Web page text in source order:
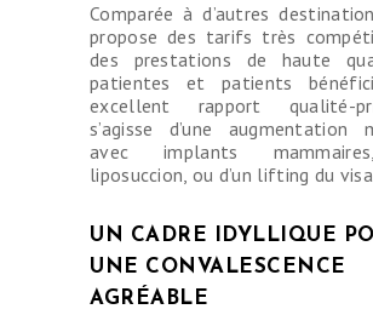
Comparée à d’autres
propose des tarifs très
des prestations de haute
patientes et patients
excellent rapport qualité-
s’agisse d’une augmentation
avec implants
liposuccion, ou d’un lifting du
UN CADRE IDYLLIQUE
UNE CONVALESCENCE
AGRÉABLE